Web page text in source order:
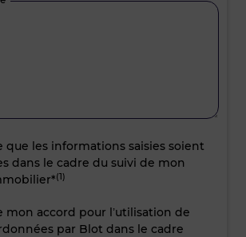
que les informations saisies soient
dans le cadre du suivi de mon
(1)
mon accord pour l’utilisation de
par Blot dans le cadre